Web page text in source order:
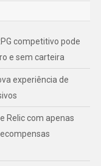
competitivo pode
e sem carteira
experiência de
Relic com apenas